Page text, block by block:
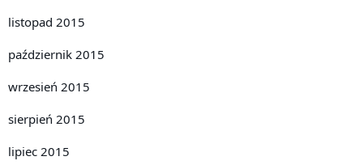
listopad 2015
październik 2015
wrzesień 2015
sierpień 2015
lipiec 2015